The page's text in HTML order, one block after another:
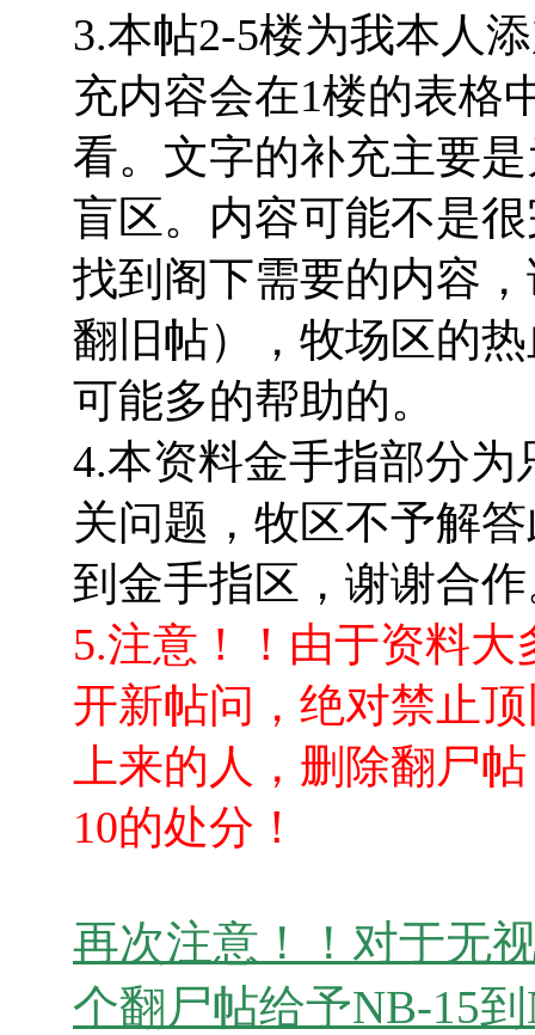
3.本帖2-5楼为我本人
充内容会在1楼的表格
看。文字的补充主要
盲区。内容可能不是
找到阁下需要的内容
翻旧帖），牧场区的
可能多的帮助的。
4.本资料金手指部分
关问题，牧区不予解
到金手指区，谢谢合
5.注意！！由于资料
开新帖问，绝对禁止
上来的人，删除翻尸
10的处分！
再次注意！！对于无
个翻尸帖给予NB-15